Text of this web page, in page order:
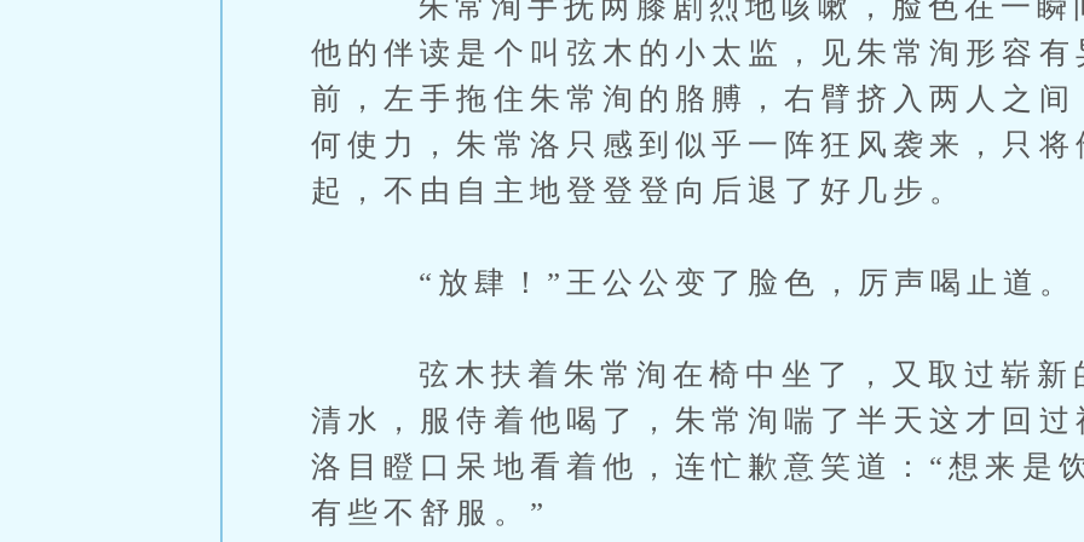
他的伴读是个叫弦木的小太监，见朱常洵形容
前，左手拖住朱常洵的胳膊，右臂挤入两人之
何使力，朱常洛只感到似乎一阵狂风袭来，只
起，不由自主地登登登向后退了好几步。
“放肆！”王公公变了脸色，厉声喝止道。
弦木扶着朱常洵在椅中坐了，又取过崭新
清水，服侍着他喝了，朱常洵喘了半天这才回
洛目瞪口呆地看着他，连忙歉意笑道：“想来是
有些不舒服。”